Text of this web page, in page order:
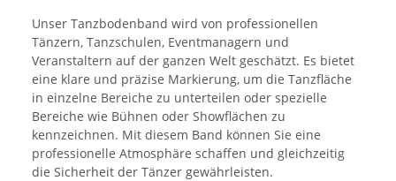
Unser Tanzbodenband wird von professionellen
Tänzern, Tanzschulen, Eventmanagern und
Veranstaltern auf der ganzen Welt geschätzt. Es bietet
eine klare und präzise Markierung, um die Tanzfläche
in einzelne Bereiche zu unterteilen oder spezielle
Bereiche wie Bühnen oder Showflächen zu
kennzeichnen. Mit diesem Band können Sie eine
professionelle Atmosphäre schaffen und gleichzeitig
die Sicherheit der Tänzer gewährleisten.